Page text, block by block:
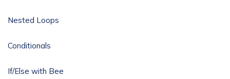
Nested Loops
Conditionals
If/Else with Bee